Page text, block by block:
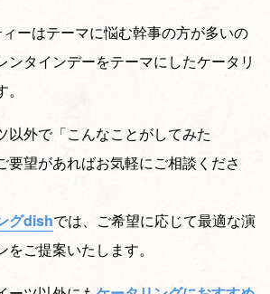
ーはテーマに悩む幹事の方が多いの
ンタインデーをテーマにしたケータリ
以外で「こんなことがしてみた
要望があればお気軽にご相談くださ
グdishでは、ご希望に応じて最適な演
ご提案いたします。